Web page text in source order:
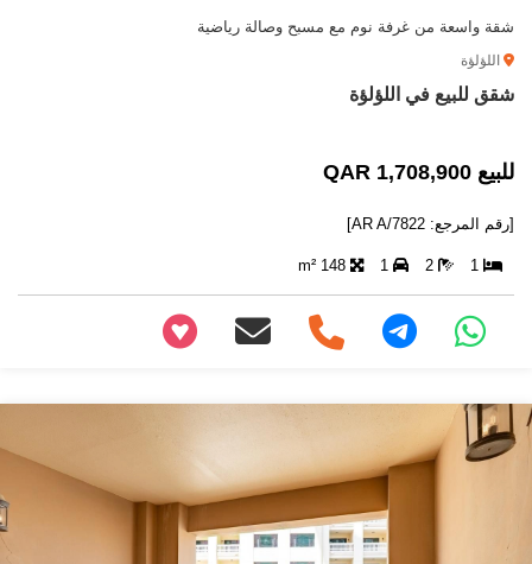
شقة واسعة من غرفة نوم مع مسبح وصالة رياضية
اللؤلؤة
شقق للبيع في اللؤلؤة
للبيع 1,708,900 QAR
[رقم المرجع: AR A/7822]
1
2
1
148 m²